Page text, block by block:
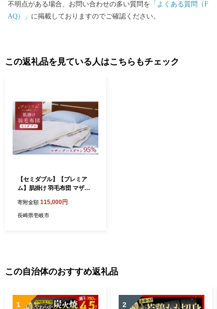
不明点がある場合、お問い合わせの多い質問を 「よくある質問（F
AQ）」 に掲載しておりますのでご確認ください。
この返礼品を見ている人はこちらもチェック
【セミダブル】【プレミア
ム】肌掛け 羽毛布団 マザー
ワー 440dp 以上《壱岐市》
【富士新幸九州】[JDH075]
とん ダウンケット 寝具 肌掛
夏 布団 100000円 10万円 ふ
寄附金額 115,000円
長崎県壱岐市
この自治体のおすすめ返礼品
1 2